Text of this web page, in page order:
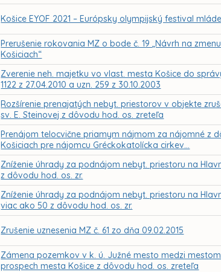
Košice EYOF 2021 – Európsky olympijský festival
Prerušenie rokovania MZ o bode č. 19 „Návrh na
Košiciach“
Zverenie neh. majetku vo vlast. mesta Košice do
1122 z 27.04.2010 a uzn. 259 z 30.10.2003
Rozšírenie prenajatých nebyt. priestorov v objekte
sv. E. Steinovej z dôvodu hod. os. zreteľa
Prenájom telocvične priamym nájmom za nájomné z
Košiciach pre nájomcu Gréckokatolícka cirkev...
Zníženie úhrady za podnájom nebyt. priestoru na
z dôvodu hod. os. zr.
Zníženie úhrady za podnájom nebyt. priestoru na
viac ako 50 z dôvodu hod. os. zr.
Zrušenie uznesenia MZ č. 61 zo dňa 09.02.2015
Zámena pozemkov v k. ú. Južné mesto medzi
prospech mesta Košice z dôvodu hod. os. zreteľa